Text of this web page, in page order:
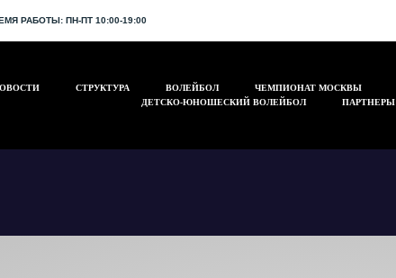
РАБОТЫ: ПН-ПТ 10:00-19:00
СТРУКТУРА ВОЛЕЙБОЛ ЧЕМПИОНАТ МОСКВЫ
ДЕТСКО-ЮНОШЕСКИЙ ВОЛЕЙБОЛ
ПАРТНЕРЫ